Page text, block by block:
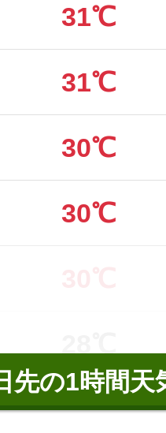
31℃
31℃
30℃
30℃
先の1時間天